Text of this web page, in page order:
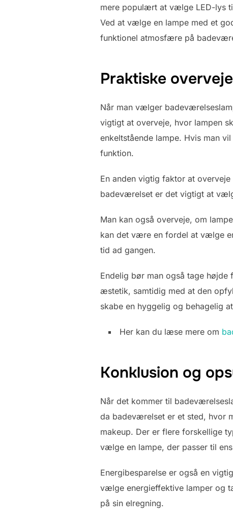
mere populært at vælge LED-lys
Ved at vælge en lampe med et
funktionel atmosfære på
Praktiske
Når man vælger
vigtigt at overveje, hvor lampen
enkeltstående lampe. Hvis man
funktion.
En anden vigtig faktor at
badeværelset er det vigtigt at
Man kan også overveje, om
kan det være en fordel at vælge
tid ad gangen.
Endelig bør man også tage
æstetik, samtidig med at den
skabe en hyggelig og behagelig
Her kan du læse mere om
Konklusion og
Når det kommer til
da badeværelset er et sted, hvor
makeup. Der er flere forskellige
vælge en lampe, der passer til
Energibesparelse er også en
vælge energieffektive lamper og
på sin elregning.